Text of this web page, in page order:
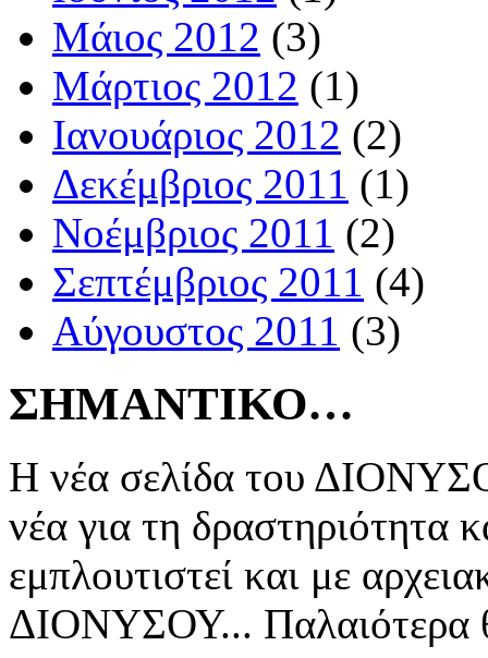
Μάιος 2012 (3)
Μάρτιος 2012 (1)
Ιανουάριος 2012 (2)
Δεκέμβριος 2011 (1)
Νοέμβριος 2011 (2)
Σεπτέμβριος 2011 (4)
Αύγουστος 2011 (3)
ΣΗΜΑΝΤΙΚΟ…
Η νέα σελίδα του
νέα για τη δραστηριότητα
εμπλουτιστεί και με
ΔΙΟΝΥΣΟΥ... Παλαιότερα